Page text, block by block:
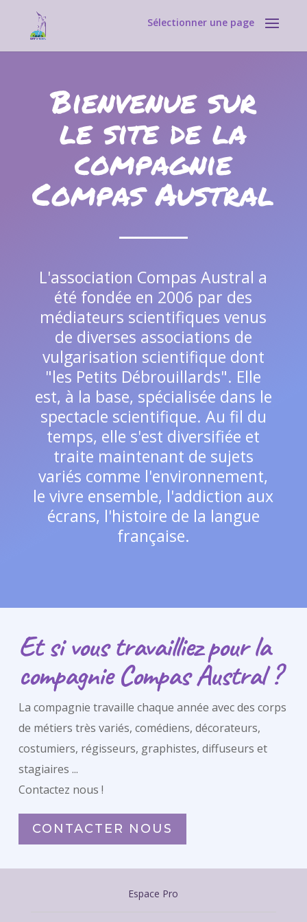
Sélectionner une page
Bienvenue sur
le site de la
compagnie
Compas Austral
L'association Compas Austral a
été fondée en 2006 par des
médiateurs scientifiques venus
de diverses associations de
vulgarisation scientifique dont
"les Petits Débrouillards". Elle
est, à la base, spécialisée dans le
spectacle scientifique. Au fil du
temps, elle s'est diversifiée et
traite maintenant de sujets
variés comme l'environnement,
le vivre ensemble, l'addiction aux
écrans, l'histoire de la langue
française.
Et si vous travailliez pour la
compagnie Compas Austral ?
La compagnie travaille chaque année avec des corps
de métiers très variés, comédiens, décorateurs,
costumiers, régisseurs, graphistes, diffuseurs et
stagiaires ...
Contactez nous !
CONTACTER NOUS
Espace Pro